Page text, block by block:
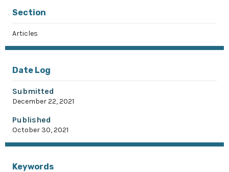
Section
Articles
Date Log
Submitted
December 22, 2021
Published
October 30, 2021
Keywords